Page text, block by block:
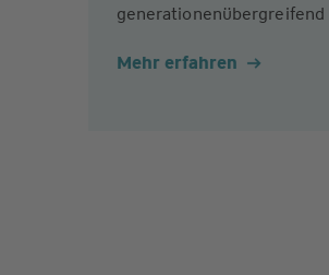
generationenübergreifend
Mehr erfahren